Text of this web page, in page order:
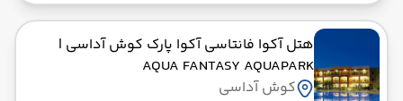
هتل آکوا فانتاسی آکوا پارک کوش آداسی |
AQUA FANTASY AQUAPARK
کوش آداسی